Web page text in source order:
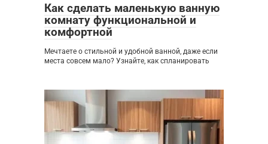
Как сделать маленькую ванную
комнату функциональной и
комфортной
Мечтаете о стильной и удобной ванной, даже если
места совсем мало? Узнайте, как спланировать